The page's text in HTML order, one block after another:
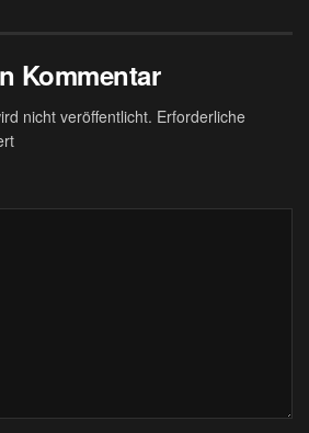
Kommentar
nicht veröffentlicht. Erforderliche